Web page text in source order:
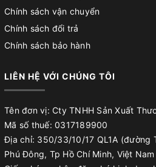
Chính sách vận chuyển
Chính sách đổi trả
Chính sách bảo hành
LIÊN HỆ VỚI CHÚNG TÔI
Tên đơn vị: Cty TNHH Sản Xuất
Mã số thuế: 0317189900
Địa chỉ: 350/33/10/17 QL1A (đường
Phú Đông, Tp Hồ Chí Minh, Việt Nam